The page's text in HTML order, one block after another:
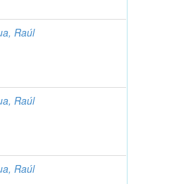
Raúl
Raúl
Raúl